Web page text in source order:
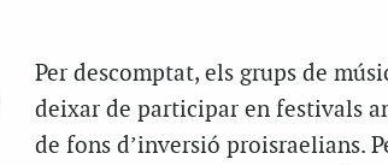
Per descomptat, els grups de
deixar de participar en festivals
de fons d’inversió proisraelians.